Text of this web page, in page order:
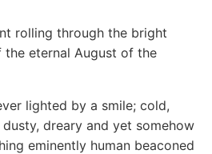
rolling through the bright
the eternal August of the
lighted by a smile; cold,
dusty, dreary and yet somehow
eminently human beaconed